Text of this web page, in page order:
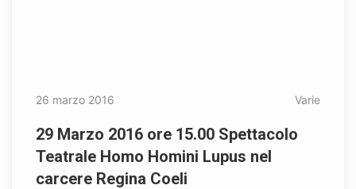
26 marzo 2016 Varie
29 Marzo 2016 ore 15.00 Spettacolo
Teatrale Homo Homini Lupus nel
carcere Regina Coeli